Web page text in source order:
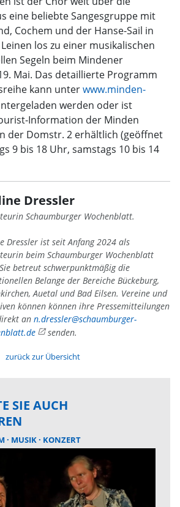
eine beliebte Sangesgruppe mit
Cochem und der Hanse-Sail in
los zu einer musikalischen
Segeln beim Mindener
Mai. Das detaillierte Programm
kann unterwww.minden-
werden oder ist
Information der Minden
der Domstr. 2 erhältlich (geöffnet
9 bis 18 Uhr, samstags 10 bis 14
Dressler
Schaumburger Wochenblatt.
Dressler ist seit Anfang 2024 als
beim Schaumburger Wochenblatt
betreut schwerpunktmäßig die
Belange der Bereiche Bückeburg,
Auetal und Bad Eilsen. Vereine und
können können ihre Pressemitteilungen
an n.dressler@schaumburger-
senden.
zurück zur Übersicht
SIE AUCH
MUSIK KONZERT